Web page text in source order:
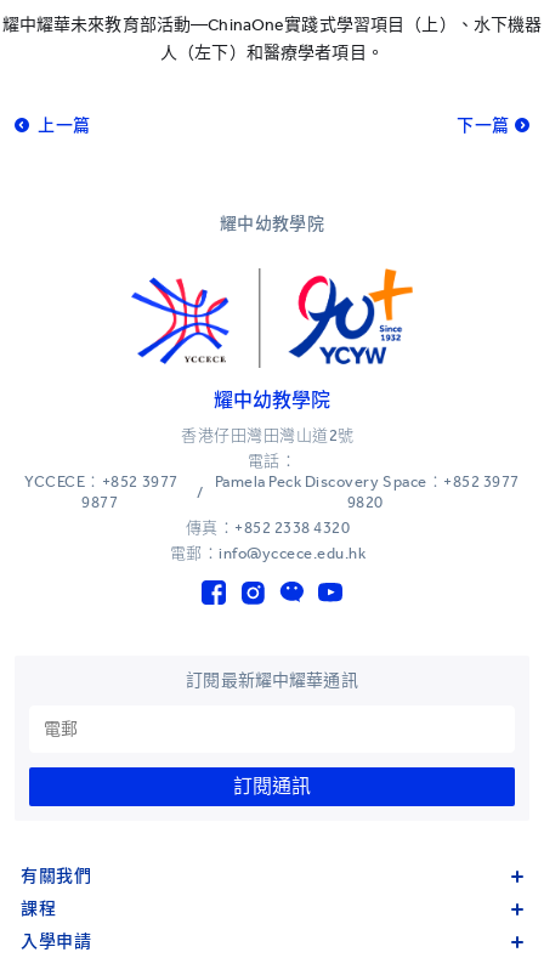
耀中耀華未來教育部活動—ChinaOne實踐式學習項目（上）、水下機器
人（左下）和醫療學者項目。
上一篇 下一篇
耀中幼教學院
耀中幼教學院
香港仔田灣田灣山道2號
電話：
YCCECE：+852 3977
9877
/
Pamela Peck Discovery Space：+852 3977
9820
傳真：+852 2338 4320
電郵：info@yccece.edu.hk
訂閱最新耀中耀華通訊
訂閱通訊
有關我們
課程
入學申請